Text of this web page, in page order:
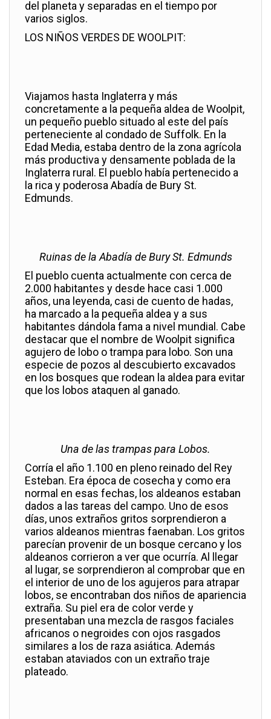
del planeta y separadas en el tiempo por
varios siglos.
LOS NIÑOS VERDES DE WOOLPIT:
Viajamos hasta Inglaterra y más
concretamente a la pequeña aldea de Woolpit,
un pequeño pueblo situado al este del país
perteneciente al condado de Suffolk. En la
Edad Media, estaba dentro de la zona agrícola
más productiva y densamente poblada de la
Inglaterra rural. El pueblo había pertenecido a
la rica y poderosa Abadía de Bury St.
Edmunds.
Ruinas de la Abadía de Bury St. Edmunds
El pueblo cuenta actualmente con cerca de
2.000 habitantes y desde hace casi 1.000
años, una leyenda, casi de cuento de hadas,
ha marcado a la pequeña aldea y a sus
habitantes dándola fama a nivel mundial. Cabe
destacar que el nombre de Woolpit significa
agujero de lobo o trampa para lobo. Son una
especie de pozos al descubierto excavados
en los bosques que rodean la aldea para evitar
que los lobos ataquen al ganado.
Una de las trampas para Lobos.
Corría el año 1.100 en pleno reinado del Rey
Esteban. Era época de cosecha y como era
normal en esas fechas, los aldeanos estaban
dados a las tareas del campo. Uno de esos
días, unos extraños gritos sorprendieron a
varios aldeanos mientras faenaban. Los gritos
parecían provenir de un bosque cercano y los
aldeanos corrieron a ver que ocurría. Al llegar
al lugar, se sorprendieron al comprobar que en
el interior de uno de los agujeros para atrapar
lobos, se encontraban dos niños de apariencia
extraña. Su piel era de color verde y
presentaban una mezcla de rasgos faciales
africanos o negroides con ojos rasgados
similares a los de raza asiática. Además
estaban ataviados con un extraño traje
plateado.